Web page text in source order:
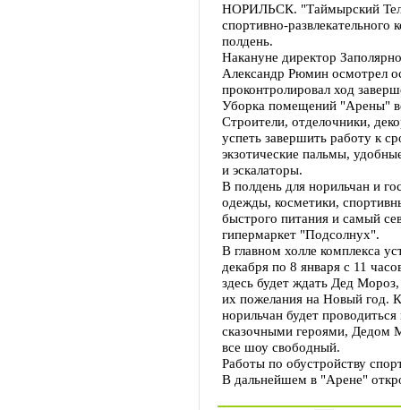
НОРИЛЬСК. "Таймырский
спортивно-развлекательного
полдень.
Накануне директор
Александр Рюмин осмотрел
проконтролировал ход
Уборка помещений "Арены"
Строители, отделочники,
успеть завершить работу к
экзотические пальмы,
и эскалаторы.
В полдень для норильчан и
одежды, косметики,
быстрого питания и самый
гипермаркет "Подсолнух".
В главном холле комплекса
декабря по 8 января с 11
здесь будет ждать Дед
их пожелания на Новый год.
норильчан будет
сказочными героями, Дедом
все шоу свободный.
Работы по обустройству
В дальнейшем в "Арене"